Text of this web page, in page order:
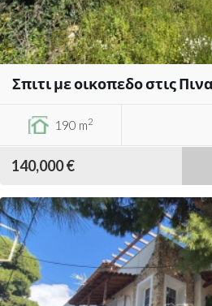
Σπιτι με οικοπεδο στις
190 m2
140,000 €